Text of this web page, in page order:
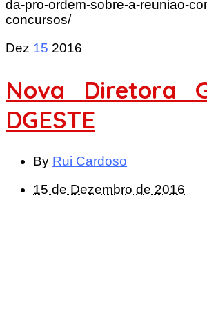
da-pro-ordem-sobre-a-reuniao-
concursos/
Dez 15 2016
Nova Diretora
DGESTE
By Rui Cardoso
15 de Dezembro de 2016